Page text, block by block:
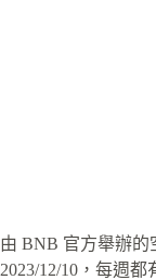
由 BNB 官方舉辦的
2023/12/10，每週都